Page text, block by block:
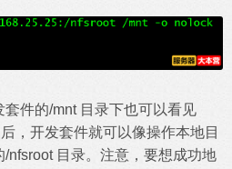
件的/mnt 目录下也可以看见
，开发套件就可以像操作本地目
nfsroot 目录。注意，要想成功地